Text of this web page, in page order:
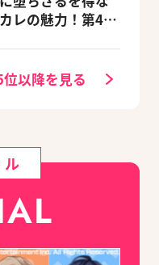
レの魅力！第4
位以降を見る